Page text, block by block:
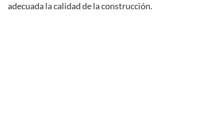
adecuada la calidad de la construcción.